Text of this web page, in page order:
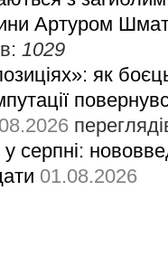
Артуром
1029
як
серпні:
01.08.2026